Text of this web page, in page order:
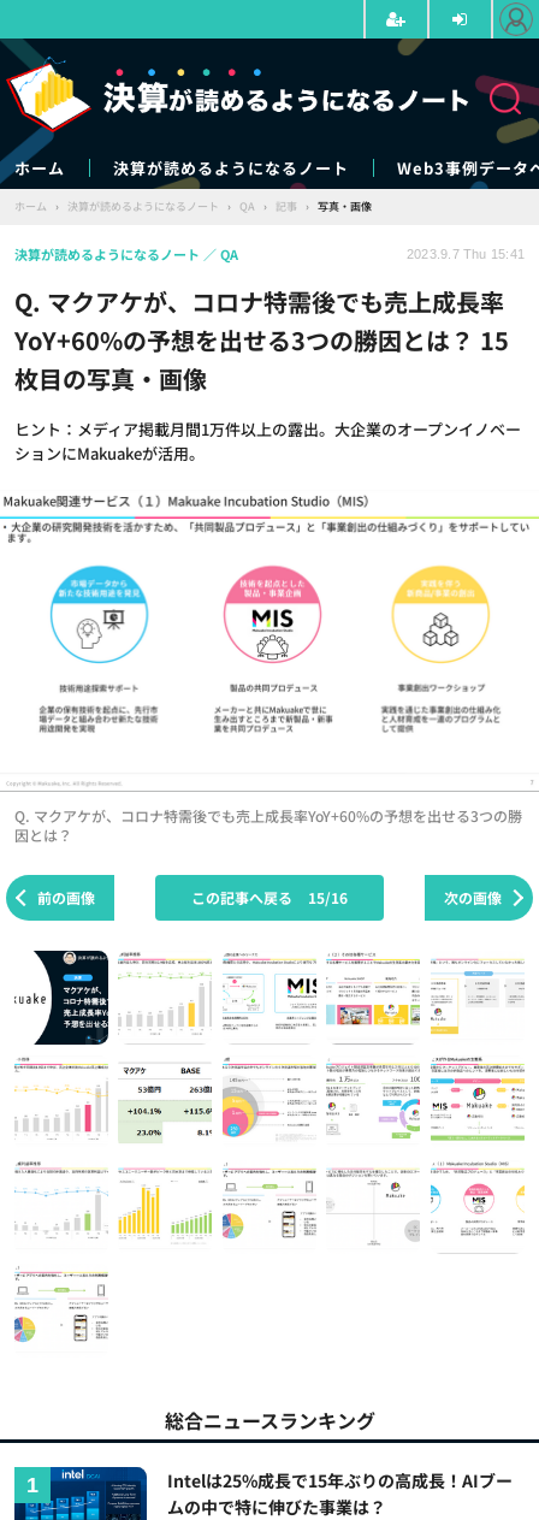
ホーム 決算が読めるようになるノート Web3事例データ
ホーム › 決算が読めるようになるノート › QA › 記事 › 写真・画像
Q. マクアケが、コロナ特需後でも売上成長率
YoY+60%の予想を出せる3つの勝因とは？ 15
枚目の写真・画像
ヒント：メディア掲載月間1万件以上の露出。大企業のオープンイノベー
ションにMakuakeが活用。
決算が読めるようになるノート QA 2023.9.7 Thu 15:41
Q. マクアケが、コロナ特需後でも売上成長率YoY+60%の予想を出せる3つの勝
因とは？
前の画像 次の画像
この記事へ戻る 15/16
総合ニュースランキング
Intelは25%成長で15年ぶりの高成長！AIブー
ムの中で特に伸びた事業は？